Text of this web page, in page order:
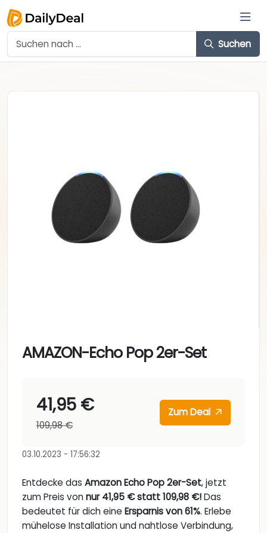
Suchen
AMAZON-Echo Pop 2er-Set
41,95 €
109,98 €
Zum Deal
03.10.2023 - 17:56:32
Entdecke das Amazon Echo Pop 2er-Set, jetzt
zum Preis vonnur 41,95 € statt 109,98 €!Das
bedeutet für dich eine Ersparnis von 61%. Erlebe
mühelose Installation und nahtlose Verbindung,